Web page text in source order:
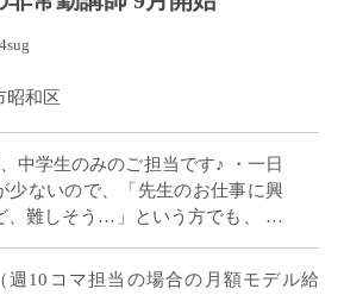
昭和区
中学生のみのご担当です♪ ・一日
少ないので、「先生のお仕事に興
、難しそう…」という方でも、
駅からは徒歩約10分 […]
週10コマ担当の場合の月額モデル給